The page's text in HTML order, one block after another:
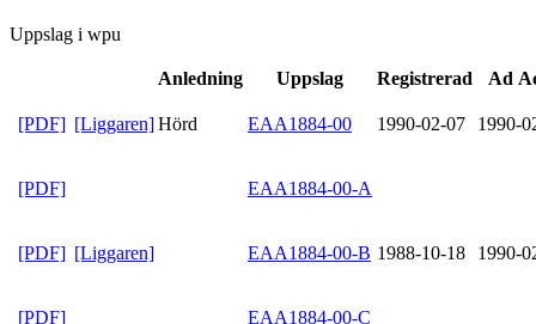
Uppslag i wpu
Anledning Uppslag Registrerad Ad
[PDF] [Liggaren]Hörd EAA1884-00 1990-02-07 1990-
[PDF] EAA1884-00-A
[PDF] [Liggaren] EAA1884-00-B 1988-10-18 1990-
[PDF] EAA1884-00-C